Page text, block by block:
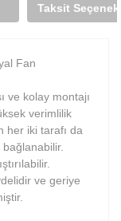
Taksit
Fan
ve kolay montajı
verimlilik
her iki tarafı da
ve geriye